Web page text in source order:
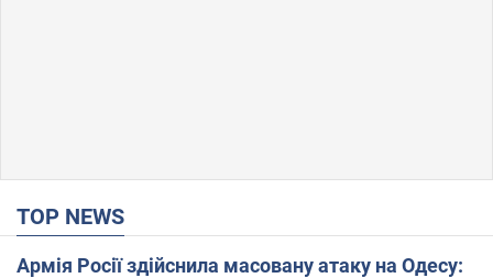
TOP NEWS
Армія Росії здійснила масовану атаку на Одесу: